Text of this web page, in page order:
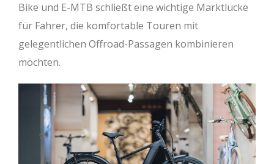
Bike und E-MTB schließt eine wichtige Marktlücke
für Fahrer, die komfortable Touren mit
gelegentlichen Offroad-Passagen kombinieren
möchten.